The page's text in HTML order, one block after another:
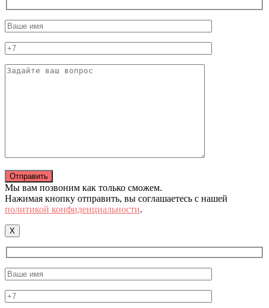
Мы вам позвоним как только сможем.
Нажимая кнопку отправить, вы соглашаетесь с нашей
политикой конфиденциальности.
X